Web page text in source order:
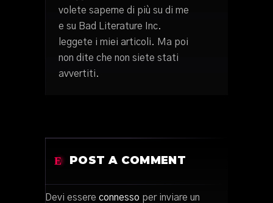
volete saperne di più su di me
e su Bad Literature Inc.
leggete i miei articoli. Ma poi
non dite che non siete stati
avvertiti.
POST A COMMENT
Devi essere connesso per inviare un